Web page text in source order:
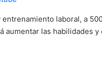
laboral, a
aumentar las habilidades y